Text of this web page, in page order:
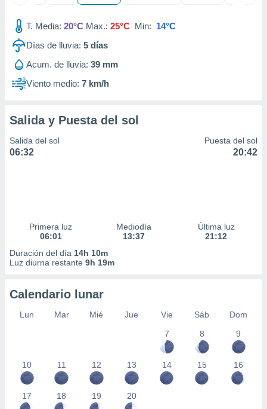
T. Media: 20°C Max.: 25°C Min: 14°C
Días de lluvia: 5 días
Acum. de lluvia: 39 mm
Viento medio: 7 km/h
Salida y Puesta del sol
Salida del sol
06:32
Puesta del sol
20:42
Primera luz
06:01
Mediodía
13:37
Última luz
21:12
Duración del día 14h 10m
Luz diurna restante 9h 19m
Calendario lunar
Lun Mar Mié Jue Vie Sáb
Dom
7
8 9
10 11 12 13 14 15 16
17 18 19 20